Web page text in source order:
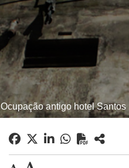
Ocupação antigo hotel